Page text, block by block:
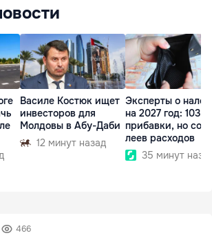
Василе Костюк ищет
инвесторов для
Молдовы в Абу-Даби
12 минут назад
Эксперты о
на 2027 год: 103
прибавки, но
леев расходов
35 минут
466